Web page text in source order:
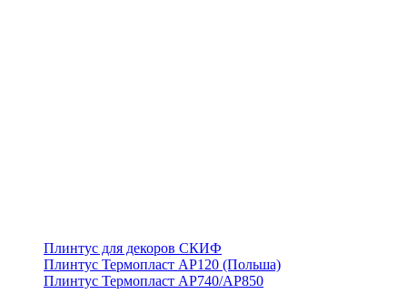
Плинтус для декоров СКИФ
Плинтус Термопласт АР120 (Польша)
Плинтус Термопласт АР740/АР850